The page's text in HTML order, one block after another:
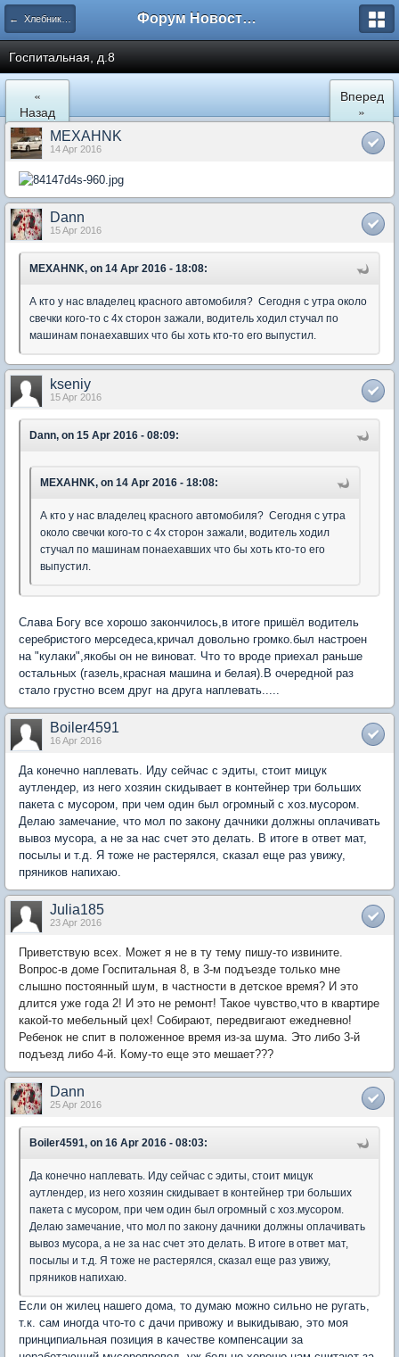
← Хлебниково Форум Новостройки
Госпитальная, д.8
«
Назад
Вперед
»
MEXAHNK
14 Apr 2016
Dann
15 Apr 2016
MEXAHNK, on 14 Apr 2016 - 18:08:
А кто у нас владелец красного автомобиля? Сегодня с утра около
свечки кого-то с 4х сторон зажали, водитель ходил стучал по
машинам понаехавших что бы хоть кто-то его выпустил.
kseniy
15 Apr 2016
Dann, on 15 Apr 2016 - 08:09:
MEXAHNK, on 14 Apr 2016 - 18:08:
А кто у нас владелец красного автомобиля? Сегодня с утра
около свечки кого-то с 4х сторон зажали, водитель ходил
стучал по машинам понаехавших что бы хоть кто-то его
выпустил.
Слава Богу все хорошо закончилось,в итоге пришёл водитель
серебристого мерседеса,кричал довольно громко.был настроен
на "кулаки",якобы он не виноват. Что то вроде приехал раньше
остальных (газель,красная машина и белая).В очередной раз
стало грустно всем друг на друга наплевать.....
Boiler4591
16 Apr 2016
Да конечно наплевать. Иду сейчас с эдиты, стоит мицук
аутлендер, из него хозяин скидывает в контейнер три больших
пакета с мусором, при чем один был огромный с хоз.мусором.
Делаю замечание, что мол по закону дачники должны оплачивать
вывоз мусора, а не за нас счет это делать. В итоге в ответ мат,
посылы и т.д. Я тоже не растерялся, сказал еще раз увижу,
пряников напихаю.
Julia185
23 Apr 2016
Приветствую всех. Может я не в ту тему пишу-то извините.
Вопрос-в доме Госпитальная 8, в 3-м подъезде только мне
слышно постоянный шум, в частности в детское время? И это
длится уже года 2! И это не ремонт! Такое чувство,что в квартире
какой-то мебельный цех! Собирают, передвигают ежедневно!
Ребенок не спит в положенное время из-за шума. Это либо 3-й
подъезд либо 4-й. Кому-то еще это мешает???
Dann
25 Apr 2016
Boiler4591, on 16 Apr 2016 - 08:03:
Да конечно наплевать. Иду сейчас с эдиты, стоит мицук
аутлендер, из него хозяин скидывает в контейнер три больших
пакета с мусором, при чем один был огромный с хоз.мусором.
Делаю замечание, что мол по закону дачники должны оплачивать
вывоз мусора, а не за нас счет это делать. В итоге в ответ мат,
посылы и т.д. Я тоже не растерялся, сказал еще раз увижу,
пряников напихаю.
Если он жилец нашего дома, то думаю можно сильно не ругать,
т.к. сам иногда что-то с дачи привожу и выкидываю, это моя
принципиальная позиция в качестве компенсации за